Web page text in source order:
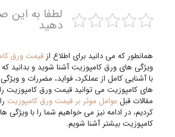
لطفا به این
دهید
همانطور که می دانید برای اطلاع ازقیمت ورق
ویژگی های ورق کامپوزیت آشنا شوید و بدانید که
با آشنایی کامل از عملکرد، فواید، مضررات و
های کامپوزیت می توانید قیمت ورق کامپوزیت را
مقالات قبلعوامل موثر بر قیمت ورق کامپوزیت
کردیم، در ادامه نیز می خواهیم شما را با
کامپوزیت بیشتر آشنا شویم.